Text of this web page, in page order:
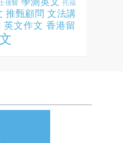
後醫
托福
推甄顧問 文法講
英文作文 香港留